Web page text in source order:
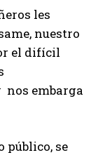
les
nuestro
el difícil
nos embarga
público, se